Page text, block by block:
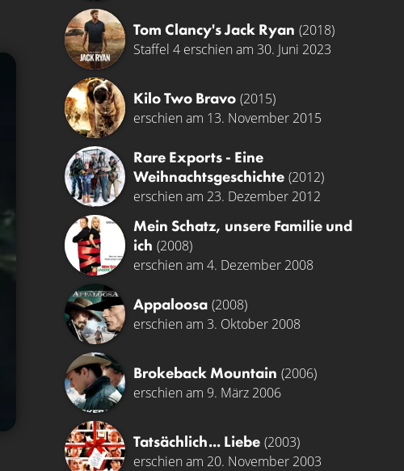
Tom Clancy's Jack Ryan (2018)
Staffel 4 erschien am 30. Juni 2023
Kilo Two Bravo (2015)
erschien am 13. November 2015
Rare Exports - Eine
Weihnachtsgeschichte (2012)
erschien am 23. Dezember 2012
Mein Schatz, unsere Familie und
ich (2008)
erschien am 4. Dezember 2008
Appaloosa (2008)
erschien am 3. Oktober 2008
Brokeback Mountain (2006)
erschien am 9. März 2006
Tatsächlich... Liebe (2003)
erschien am 20. November 2003